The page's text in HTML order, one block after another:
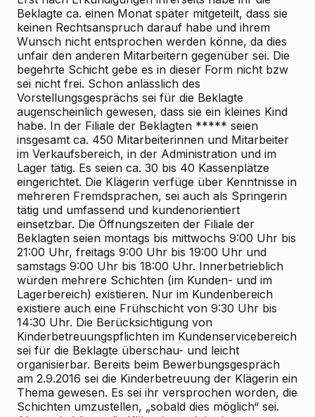
Beklagte ca. einen Monat später mitgeteilt, dass sie
keinen Rechtsanspruch darauf habe und ihrem
Wunsch nicht entsprochen werden könne, da dies
unfair den anderen Mitarbeitern gegenüber sei. Die
begehrte Schicht gebe es in dieser Form nicht bzw
sei nicht frei. Schon anlässlich des
Vorstellungsgesprächs sei für die Beklagte
augenscheinlich gewesen, dass sie ein kleines Kind
habe. In der Filiale der Beklagten ***** seien
insgesamt ca. 450 Mitarbeiterinnen und Mitarbeiter
im Verkaufsbereich, in der Administration und im
Lager tätig. Es seien ca. 30 bis 40 Kassenplätze
eingerichtet. Die Klägerin verfüge über Kenntnisse in
mehreren Fremdsprachen, sei auch als Springerin
tätig und umfassend und kundenorientiert
einsetzbar. Die Öffnungszeiten der Filiale der
Beklagten seien montags bis mittwochs 9:00 Uhr bis
21:00 Uhr, freitags 9:00 Uhr bis 19:00 Uhr und
samstags 9:00 Uhr bis 18:00 Uhr. Innerbetrieblich
würden mehrere Schichten (im Kunden- und im
Lagerbereich) existieren. Nur im Kundenbereich
existiere auch eine Frühschicht von 9:30 Uhr bis
14:30 Uhr. Die Berücksichtigung von
Kinderbetreuungspflichten im Kundenservicebereich
sei für die Beklagte überschau- und leicht
organisierbar. Bereits beim Bewerbungsgespräch
am 2.9.2016 sei die Kinderbetreuung der Klägerin ein
Thema gewesen. Es sei ihr versprochen worden, die
Schichten umzustellen, „sobald dies möglich“ sei.